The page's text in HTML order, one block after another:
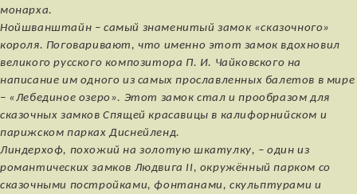
монарха.
Нойшванштайн – самый знаменитый замок «сказочного»
короля. Поговаривают, что именно этот замок вдохновил
великого русского композитора П. И. Чайковского на
написание им одного из самых прославленных балетов в мире
– «Лебединое озеро». Этот замок стал и прообразом для
сказочных замков Спящей красавицы в калифорнийском и
парижском парках Диснейленд.
Линдерхоф, похожий на золотую шкатулку, – один из
романтических замков Людвига II, окружённый парком со
сказочными постройками, фонтанами, скульптурами и